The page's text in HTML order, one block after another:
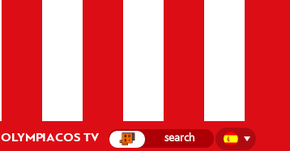
OLYMPIACOS TV